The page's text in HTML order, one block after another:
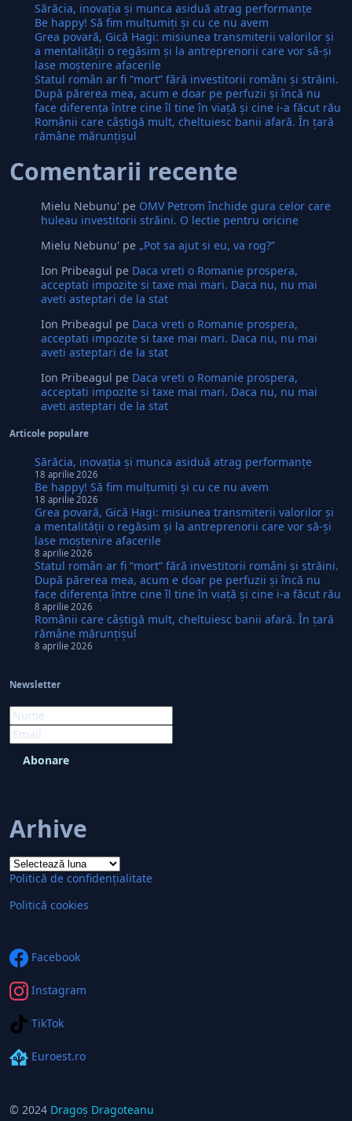
Sărăcia, inovaţia şi munca asiduă atrag performanţe
Be happy! Să fim mulţumiţi şi cu ce nu avem
Grea povară, Gică Hagi: misiunea transmiterii valorilor şi
a mentalităţii o regăsim şi la antreprenorii care vor să-și
lase moştenire afacerile
Statul român ar fi “mort” fără investitorii români şi străini.
După părerea mea, acum e doar pe perfuzii şi încă nu
face diferenţa între cine îl tine în viaţă şi cine i-a făcut rău
Românii care câştigă mult, cheltuiesc banii afară. În ţară
rămâne mărunţişul
Comentarii recente
Mielu Nebunu' pe OMV Petrom închide gura celor care
huleau investitorii străini. O lectie pentru oricine
Mielu Nebunu' pe „Pot sa ajut si eu, va rog?”
Ion Pribeagul pe Daca vreti o Romanie prospera,
acceptati impozite si taxe mai mari. Daca nu, nu mai
aveti asteptari de la stat
Ion Pribeagul pe Daca vreti o Romanie prospera,
acceptati impozite si taxe mai mari. Daca nu, nu mai
aveti asteptari de la stat
Ion Pribeagul pe Daca vreti o Romanie prospera,
acceptati impozite si taxe mai mari. Daca nu, nu mai
aveti asteptari de la stat
Articole populare
Sărăcia, inovaţia şi munca asiduă atrag performanţe
18 aprilie 2026
Be happy! Să fim mulţumiţi şi cu ce nu avem
18 aprilie 2026
Grea povară, Gică Hagi: misiunea transmiterii valorilor şi
a mentalităţii o regăsim şi la antreprenorii care vor să-și
lase moştenire afacerile
8 aprilie 2026
Statul român ar fi “mort” fără investitorii români şi străini.
După părerea mea, acum e doar pe perfuzii şi încă nu
face diferenţa între cine îl tine în viaţă şi cine i-a făcut rău
8 aprilie 2026
Românii care câştigă mult, cheltuiesc banii afară. În ţară
rămâne mărunţişul
8 aprilie 2026
Newsletter
Abonare
Arhive
Arhive
Politică de confidențialitate
Politică cookies
Facebook
Instagram
TikTok
Euroest.ro
© 2024 Dragoș Dragoteanu